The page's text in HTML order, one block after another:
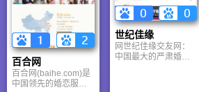
景、应时、应市、应
势开发十种以上插花
品类，对行业市场流
行趋向有极强的领导
力。
百合网
百合网(baihe.com)是
中国领先的婚恋服务
世纪佳缘
网世纪佳缘交友网：
中国最大的严肃婚恋